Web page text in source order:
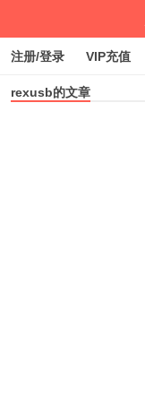
注册/登录 VIP充值
深圳桑拿情报站
rexusb的文章